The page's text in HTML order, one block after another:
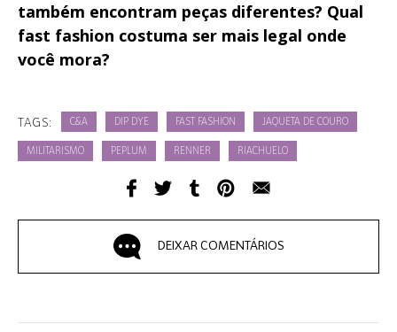
também encontram peças diferentes? Qual
fast fashion costuma ser mais legal onde
você mora?
TAGS: C&A DIP DYE FAST FASHION JAQUETA DE COURO
MILITARISMO PEPLUM RENNER RIACHUELO
DEIXAR COMENTÁRIOS